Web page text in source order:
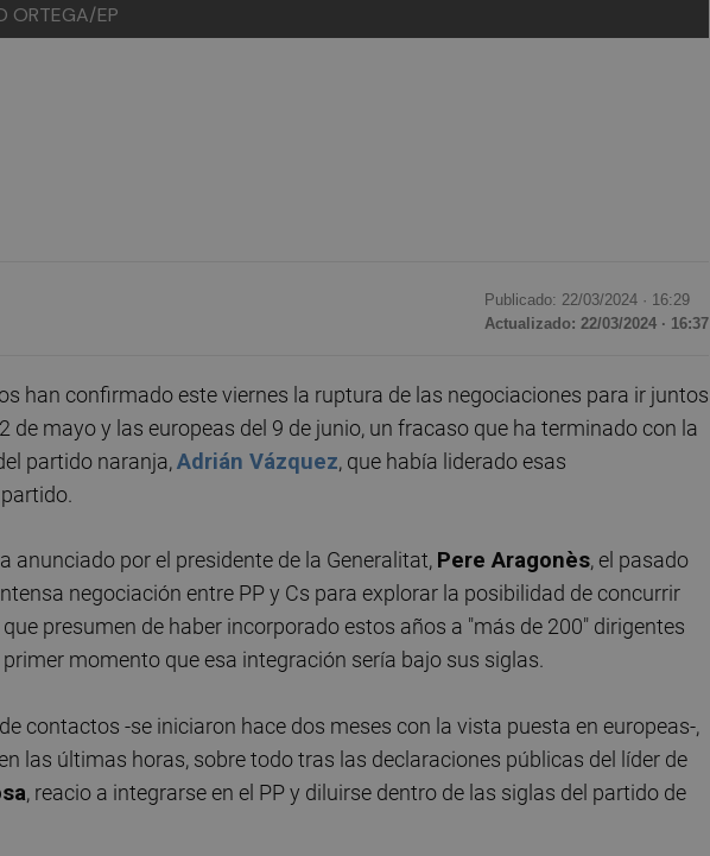
ORTEGA/EP
Publicado: 22/03/2024 · 16:29
Actualizado: 22/03/2024 · 16:37
han confirmado este viernes la ruptura de las negociaciones para ir juntos
de mayo y las europeas del 9 de junio, un fracaso que ha terminado con la
partido naranja,Adrián Vázquez, que había liderado esas
anunciado por el presidente de la Generalitat, Pere Aragonès, el pasado
negociación entre PP y Cs para explorar la posibilidad de concurrir
presumen de haber incorporado estos años a "más de 200" dirigentes
momento que esa integración sería bajo sus siglas.
contactos -se iniciaron hace dos meses con la vista puesta en europeas-,
las últimas horas, sobre todo tras las declaraciones públicas del líder de
, reacio a integrarse en el PP y diluirse dentro de las siglas del partido de